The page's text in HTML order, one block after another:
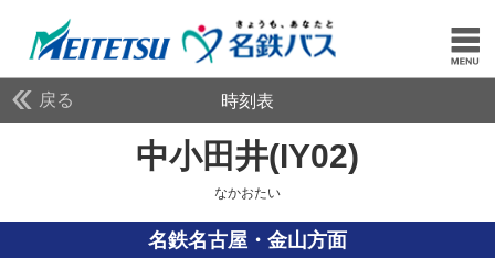
戻る 時刻表
中小田井(IY02)
なかおたい
名鉄名古屋・金山方面